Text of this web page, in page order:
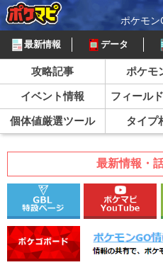
ポケモ
最新情報 データ
攻略記事 ポケモ
イベント情報
フィール
個体値厳選ツール
タイプ
最新情報・